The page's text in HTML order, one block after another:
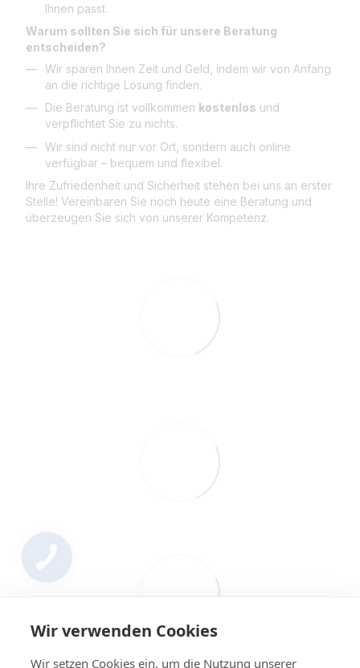
Ihnen passt.
Warum sollten Sie sich für unsere Beratung
entscheiden?
Wir sparen Ihnen Zeit und Geld, indem wir von Anfang
an die richtige Lösung finden.
Die Beratung ist vollkommen kostenlos und
verpflichtet Sie zu nichts.
Wir sind nicht nur vor Ort, sondern auch online
verfügbar – bequem und flexibel.
Ihre Zufriedenheit und Sicherheit stehen bei uns an erster
Stelle! Vereinbaren Sie noch heute eine Beratung und
überzeugen Sie sich von unserer Kompetenz.
Wir verwenden Cookies
Wir setzen Cookies ein, um die Nutzung unserer